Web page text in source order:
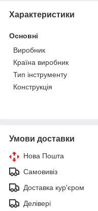
Характеристики
Основні
Виробник
Країна виробник
Тип інструменту
Конструкція
Умови доставки
Нова Пошта
Самовивіз
Доставка кур'єром
Делівері